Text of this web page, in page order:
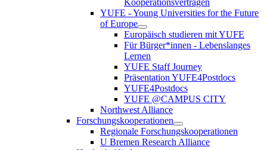
YUFE - Young Universities for the Future
of Europe
Europäisch studieren mit YUFE
Für Bürger*innen - Lebenslanges
Lernen
YUFE Staff Journey
Präsentation YUFE4Postdocs
YUFE4Postdocs
YUFE @CAMPUS CITY
Northwest Alliance
Forschungskooperationen
Regionale Forschungskooperationen
U Bremen Research Alliance